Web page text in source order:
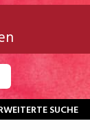
Soziales
SUCHE